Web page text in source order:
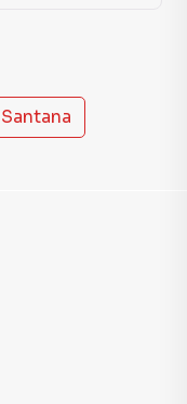
Santana